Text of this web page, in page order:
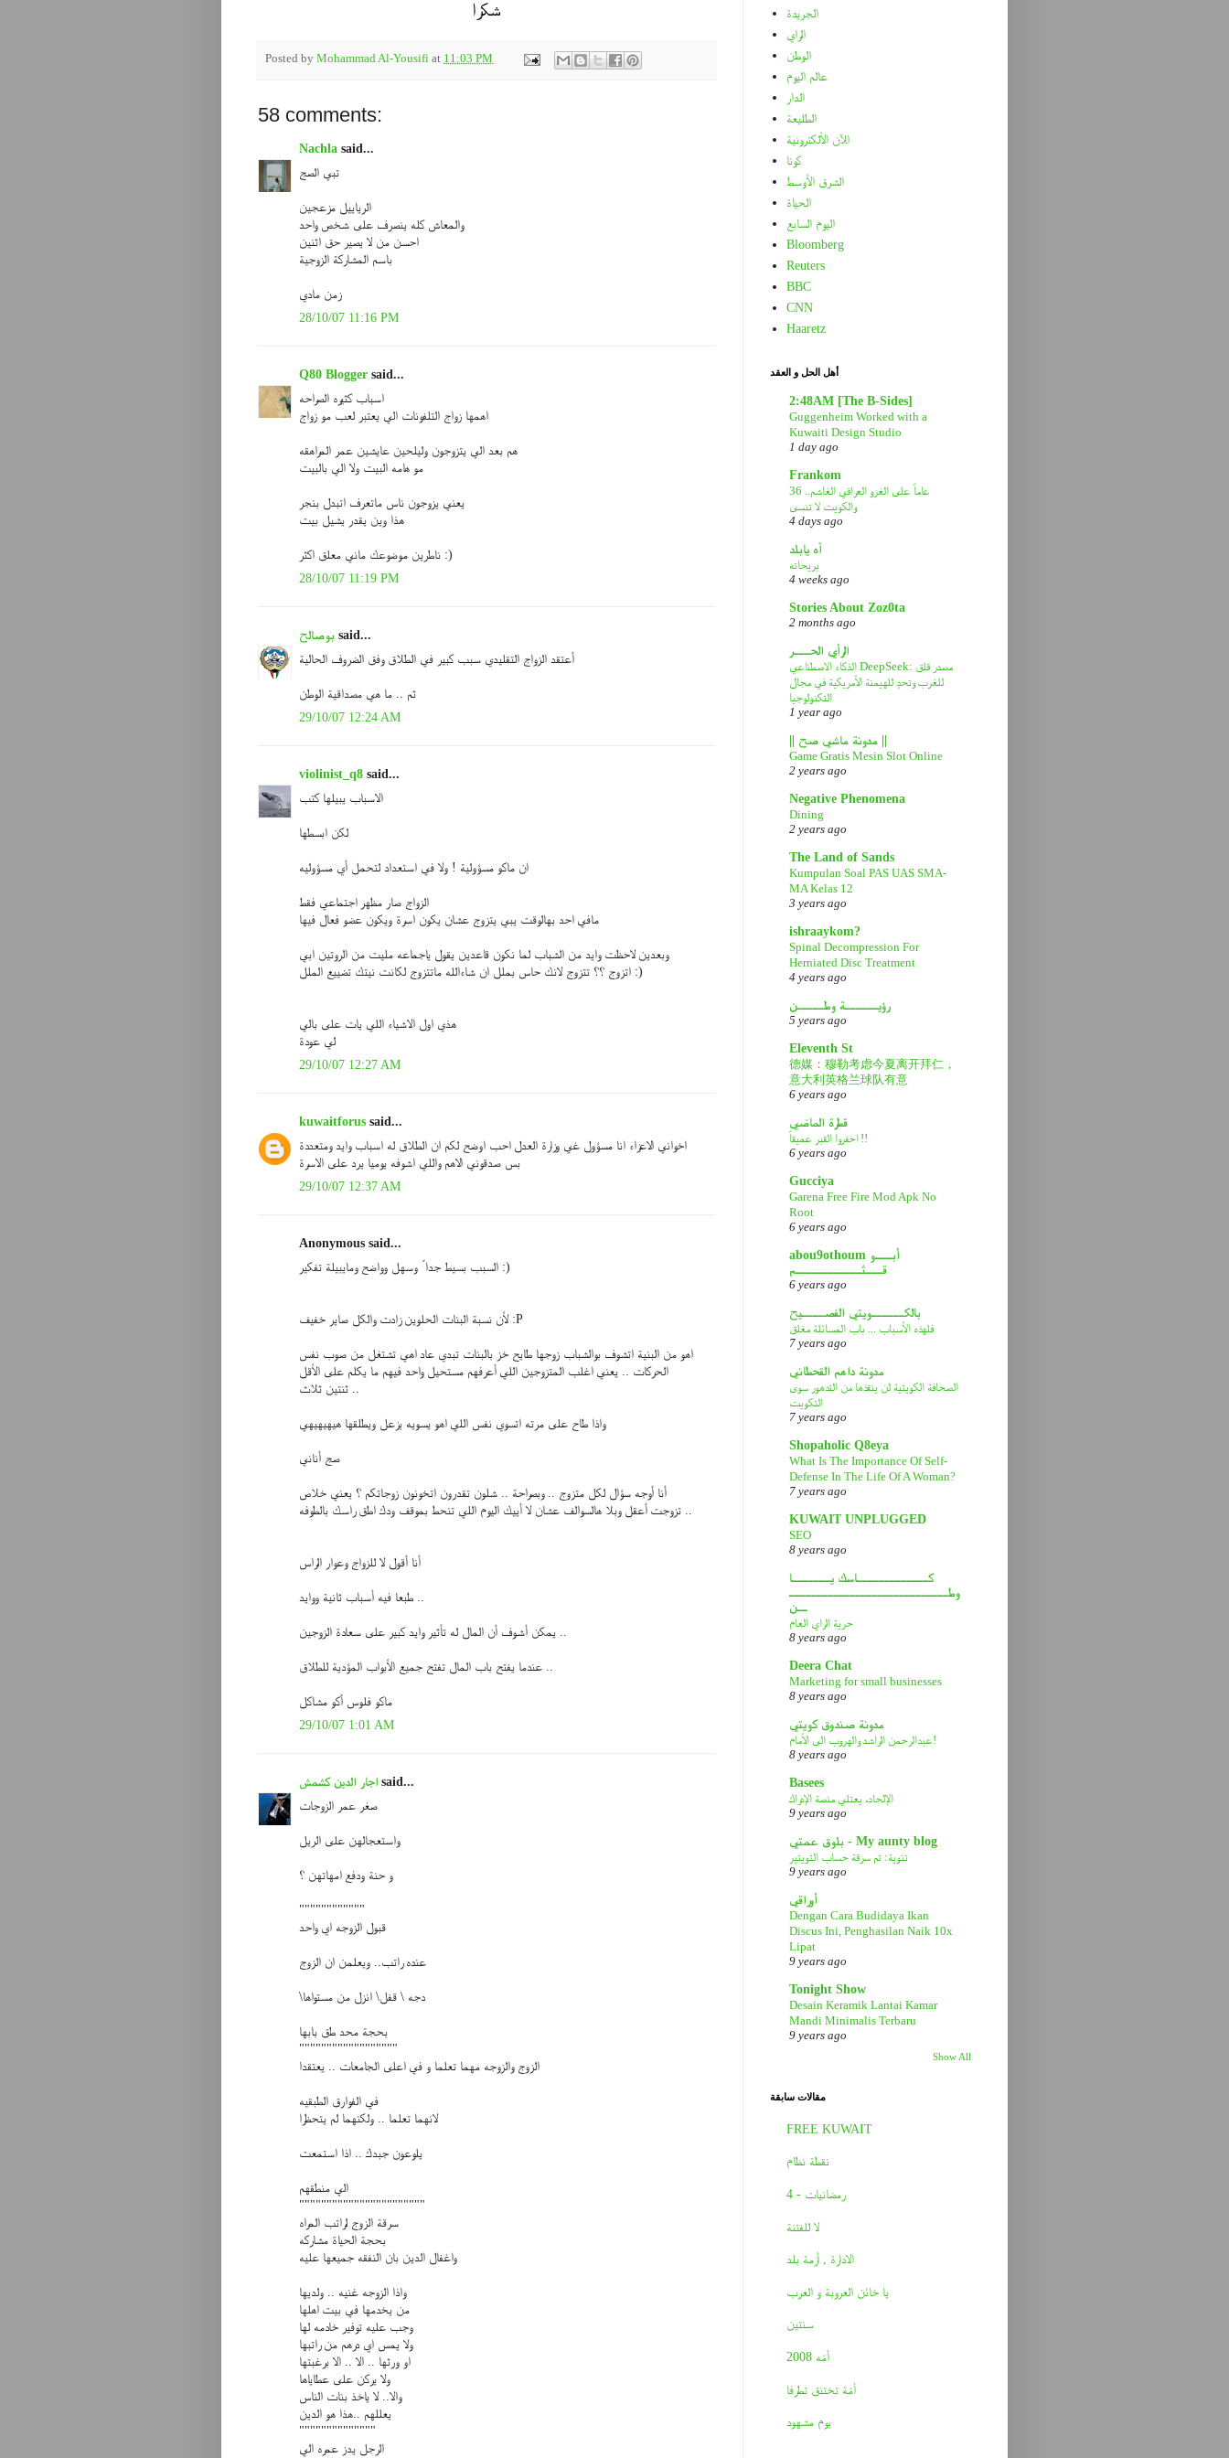
شكرا
Posted by Mohammad Al-Yousifi at 11:03 PM
58 comments:
Nachla said...
تبي الصج
الرياييل مزعجين
والمعاش كله ينصرف على شخص واحد
احسن من لا يصير حق اثنين
باسم المشاركة الزوجية
زمن مادي
28/10/07 11:16 PM
Q80 Blogger said...
اسباب كثيره الصراحه
اهمها زواج التلفونات الي يعتبر لعب مو زواج
هم بعد الي يتزوجون وليلحين عايشين عمر المراهقه
مو هامه البيت ولا الي بالبيت
يعني يزوجون ناس ماتعرف اتبدل بنجر
هذا وين يقدر يشيل بيت
ناطرين موضوعك ماني معلق اكثر :)
28/10/07 11:19 PM
بوصالح said...
أعتقد الزواج التقليدي سبب كبير في الطلاق وفق الضروف الحالية
ثم .. ما هي مصداقية الوطن
29/10/07 12:24 AM
violinist_q8 said...
الاسباب يبيلها كتب
لكن ابسطها
ان ماكو مسؤولية ! ولا في استعداد لتحمل أي مسؤوليه
الزواج صار مظهر اجتماعي فقط
مافي احد بهالوقت يبي يتزوج عشان يكون اسرة ويكون عضو فعال فيها
وبعدين لاحظت وايد من الشباب لما نكون قاعدين يقول ياجماعه مليت من الروتين ابي
اتزوج ؟؟ تتزوج لانك حاس بملل ان شاءالله ماتتزوج لكانت نيتك تضييع الملل :)
هذي اول الاشياء اللي يات على بالي
لي عودة
29/10/07 12:27 AM
kuwaitforus said...
اخواني الاعزاء انا مسؤول غي وزارة العدل احب اوضح لكم ان الطلاق له اسباب وايد ومتعددة
بس صدقوني الاهم واللي اشوفه يوميا يرد على الاسرة
29/10/07 12:37 AM
Anonymous said...
السبب بسيط جدا ً وسهل وواضح ومايبيلة تفكير :)
لأن نسبة البنات الحلوين زادت والكل صاير خفيف :P
اهو من البنية اتشوف بوالشباب زوجها طايح خز بالبنات تبدي عاد اهي تشتغل من صوب نفس
الحركات .. يعني اغلب المتزوجين اللي أعرفهم مستحيل واحد فيهم ما يكلم على الأقل
واذا طاح على مرته اتسوي نفس اللي اهو يسويه يزعل ويطلقها هيهيهيهي
صج أناني
أنا أوجه سؤال لكل متزوج .. وبصراحة .. شلون تقدرون اتخونون زوجاتكم ؟ يعني خلاص
أنا أقول لا للزواج وعوار الراس
ماكو فلوس أكو مشاكل
29/10/07 1:01 AM
اجار الدين كشمش said...
صغر عمر الزوجات
واستعجالهن على الريل
و حنة ودفع امهاتهن ؟
""""""""""""
قبول الزوجه اي واحد
عنده راتب.. ويعلمن ان الزوج
\دجه \ قفل\ انزل من مستواها
بحجة محد طق بابها
""""""""""""""""""
الزوج والزوجه مهما تعلما و في اعلى الجامعات .. يعتقدا
في الفوارق الطبقيه
لانهما تعلما .. ولكنهما لم يتحظرا
يلوعون جبدك .. اذا استمعت
الي منطقهم
"""""""""""""""""""""""
سرقة الزوج لراتب المراه
بحجة الحياة مشاركه
واغفال الدين بان النفقه جميعها عليه
واذا الزوجه غنيه .. ولديها
من يخدمها في بيت اهلها
وجب عليه توفير خادمه لها
ولا يمس اي درهم من راتبها
او ورثها .. الا .. الا برغبتها
ولا يركن على عطاياها
والا.. لا ياخذ بنات الناس
يعللهم ..هذا هو الدين
""""""""""""""
الرجل يدز عمره الي
الجريدة
الراي
الوطن
عالم اليوم
الدار
الطليعة
الآن الألكترونية
كونا
الشرق الأوسط
الحياة
اليوم السابع
Bloomberg
Reuters
BBC
CNN
Haaretz
أهل الحل و العقد
2:48AM [The B-Sides]
Guggenheim Worked with a
Kuwaiti Design Studio
1 day ago
Frankom
36 عاماً على الغزو العراقي الغاشم..
والكويت لا تنسى
4 days ago
آه يابلد
بريحاته
4 weeks ago
Stories About Zoz0ta
2 months ago
الرأي الحـــر
الذكاء الاصطناعي DeepSeek: مصدر قلق
للغرب وتحدٍ للهيمنة الأمريكية في مجال
التكنولوجيا
1 year ago
|| مدونة ماشي صح ||
Game Gratis Mesin Slot Online
2 years ago
Negative Phenomena
Dining
2 years ago
The Land of Sands
Kumpulan Soal PAS UAS SMA-
MA Kelas 12
3 years ago
ishraaykom?
Spinal Decompression For
Herniated Disc Treatment
4 years ago
رؤيــــــة وطـــــن
5 years ago
Eleventh St
德媒：穆勒考虑今夏离开拜仁，
意大利英格兰球队有意
6 years ago
قطرة الماضي
احفروا القبر عميقاً !!
6 years ago
Gucciya
Garena Free Fire Mod Apk No
Root
6 years ago
abou9othoum أبـــو
قـــثــــــــــــم
6 years ago
بالكــــــويتي الفصــــيح
فلهذه الأسباب ... باب المسائلة مغلق
7 years ago
مدونة داهم القحطاني
الصحافة الكويتية لن ينقذها من التدهور سوى
التكويت
7 years ago
Shopaholic Q8eya
What Is The Importance Of Self-
Defense In The Life Of A Woman?
7 years ago
KUWAIT UNPLUGGED
SEO
8 years ago
كـــــــــــــاسك يـــــــا
وطـــــــــــــــــــــــــــــ
ــن
حرية الراي العام
8 years ago
Deera Chat
Marketing for small businesses
8 years ago
مدونة صندوق كويتي
عبدالرحمن الراشد والهروب الى الأمام!
8 years ago
Basees
الإلحاد، يعتلي منصة الإدراك
9 years ago
بلوق عمتي - My aunty blog
تنوية: تم سرقة حساب التويتير
9 years ago
أوراقي
Dengan Cara Budidaya Ikan
Discus Ini, Penghasilan Naik 10x
Lipat
9 years ago
Tonight Show
Desain Keramik Lantai Kamar
Mandi Minimalis Terbaru
9 years ago
Show All
مقالات سابقة
FREE KUWAIT
نقطة نظام
رمضانيات - 4
لا للفتنة
الادارة , أزمة بلد
يا خائن العروبة و العرب
سنتين
أمّه 2008
أمّة تختنق تطرفا
يوم مشهود